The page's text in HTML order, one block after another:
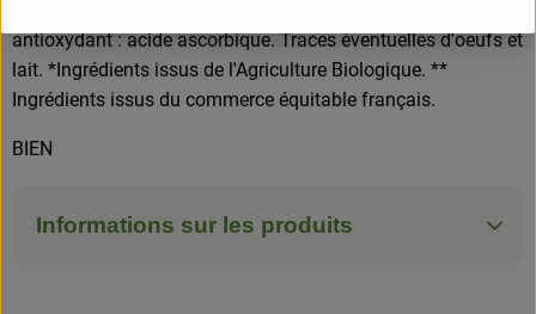
antioxydant : acide ascorbique. Traces éventuelles d'oeufs et
lait. *Ingrédients issus de l'Agriculture Biologique. **
Ingrédients issus du commerce équitable français.
BIEN
Informations sur les produits